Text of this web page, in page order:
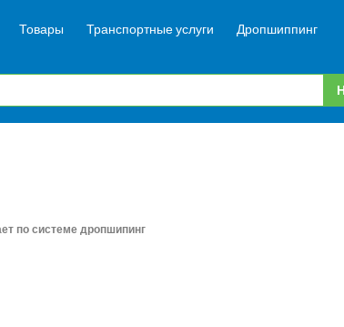
Товары Транспортные услуги Дропшиппинг
по системе дропшипинг